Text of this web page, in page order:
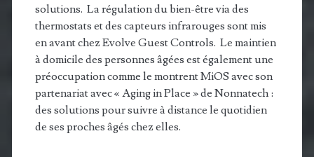
solutions. La régulation du bien-être via des
thermostats et des capteurs infrarouges sont mis
en avant chez Evolve Guest Controls. Le maintien
à domicile des personnes âgées est également une
préoccupation comme le montrent MiOS avec son
partenariat avec « Aging in Place » de Nonnatech :
des solutions pour suivre à distance le quotidien
de ses proches âgés chez elles.